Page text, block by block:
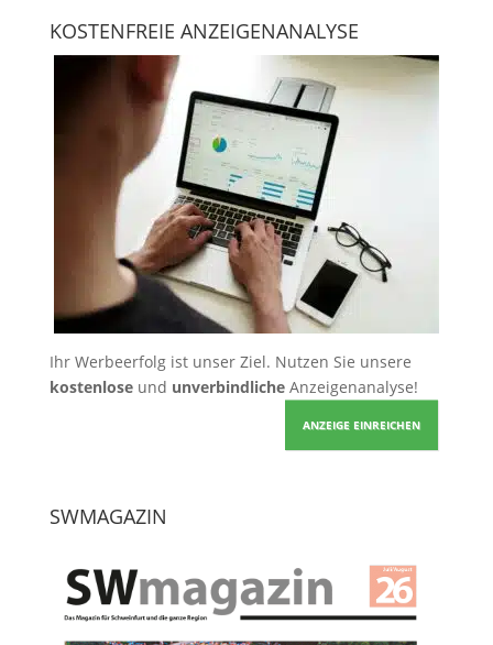
KOSTENFREIE ANZEIGENANALYSE
Ihr Werbeerfolg ist unser Ziel. Nutzen Sie unsere
kostenloseund unverbindlicheAnzeigenanalyse!
ANZEIGE EINREICHEN
SWMAGAZIN